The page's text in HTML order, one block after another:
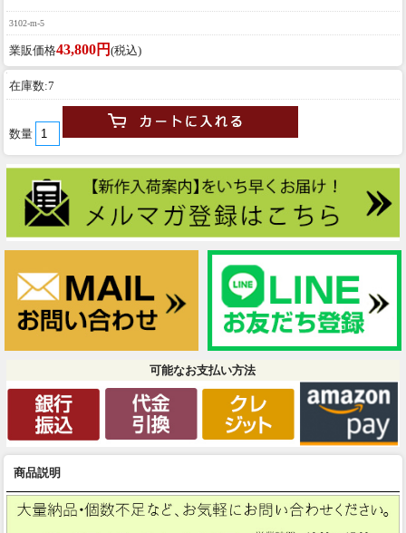
3102-m-5
業販価格43,800円 (税込)
在庫数:7
数量
可能なお支払い方法
商品説明